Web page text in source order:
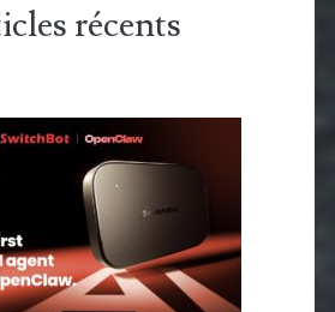
récents